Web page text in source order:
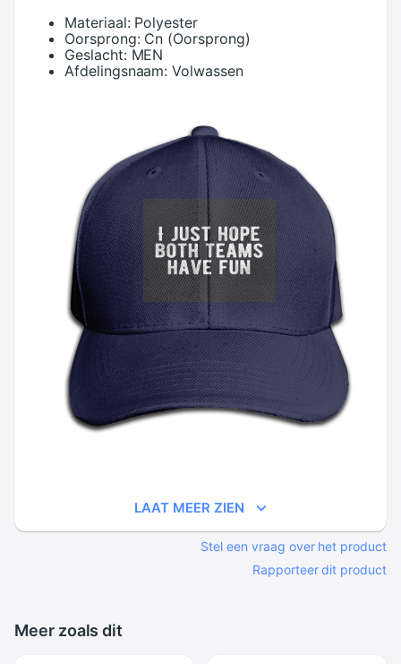
Materiaal: Polyester
Oorsprong: Cn (Oorsprong)
Geslacht: MEN
Afdelingsnaam: Volwassen
LAAT MEER ZIEN
Stel een vraag over het product
Rapporteer dit product
Meer zoals dit